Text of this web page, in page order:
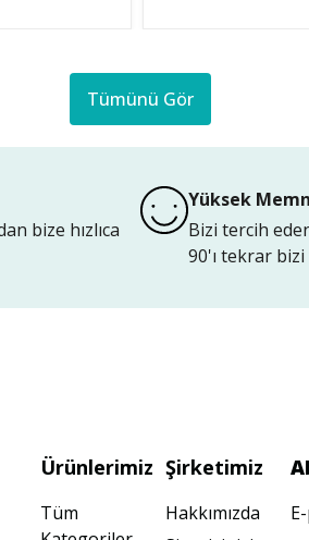
Tümünü Gör
bize hızlıca
Yüksek
Bizi tercih
90'ı tekrar
Ürünlerimiz
Tüm
Şirketimiz
Hakkımızda